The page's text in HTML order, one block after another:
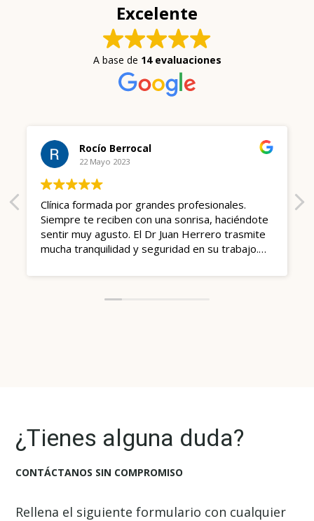
Excelente
A base de 14 evaluaciones
Rocío Berrocal
22 Mayo 2023
Clínica formada por grandes profesionales.
Siempre te reciben con una sonrisa, haciéndote
sentir muy agusto. El Dr Juan Herrero trasmite
mucha tranquilidad y seguridad en su trabajo.
mal ratito" en el dentista es de agradecer 😊
¿Tienes alguna duda?
CONTÁCTANOS SIN COMPROMISO
Rellena el siguiente formulario con cualquier